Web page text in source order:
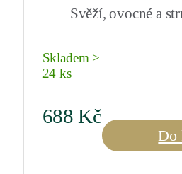
Svěží, ovocné a
Skladem >
24 ks
688Kč
Do